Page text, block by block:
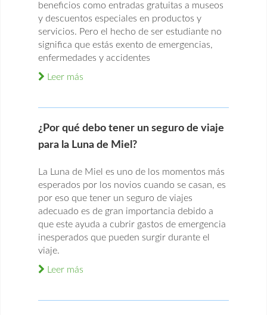
beneficios como entradas gratuitas a museos
y descuentos especiales en productos y
servicios. Pero el hecho de ser estudiante no
significa que estás exento de emergencias,
enfermedades y accidentes
Leer más
¿Por qué debo tener un seguro de viaje
para la Luna de Miel?
La Luna de Miel es uno de los momentos más
esperados por los novios cuando se casan, es
por eso que tener un seguro de viajes
adecuado es de gran importancia debido a
que este ayuda a cubrir gastos de emergencia
inesperados que pueden surgir durante el
viaje.
Leer más